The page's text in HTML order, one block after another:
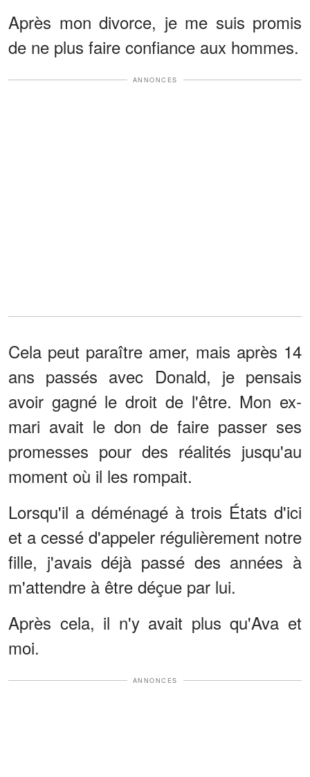
Après mon divorce, je me suis promis
de ne plus faire confiance aux hommes.
ANNONCES
Cela peut paraître amer, mais après 14
ans passés avec Donald, je pensais
avoir gagné le droit de l'être. Mon ex-
mari avait le don de faire passer ses
promesses pour des réalités jusqu'au
moment où il les rompait.
Lorsqu'il a déménagé à trois États d'ici
et a cessé d'appeler régulièrement notre
fille, j'avais déjà passé des années à
m'attendre à être déçue par lui.
Après cela, il n'y avait plus qu'Ava et
moi.
ANNONCES